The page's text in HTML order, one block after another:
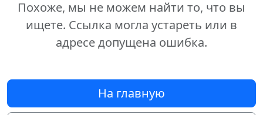
Похоже, мы не можем найти то, что вы
ищете. Ссылка могла устареть или в
адресе допущена ошибка.
На главную